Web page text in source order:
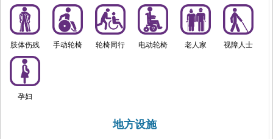
肢体伤残 手动轮椅 轮椅同行 电动轮椅 老人家 视障人士
孕妇
地方设施